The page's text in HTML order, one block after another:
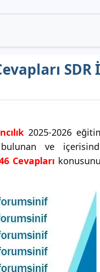
2025-2026
ve
Cevaplarıkonusunu